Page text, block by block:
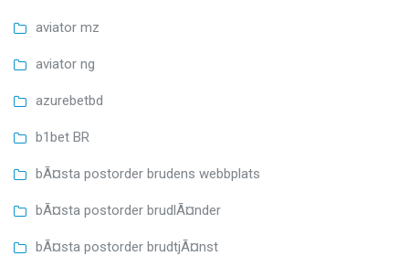
aviator mz
aviator ng
azurebetbd
b1bet BR
bÃ¤sta postorder brudens webbplats
bÃ¤sta postorder brudlÃ¤nder
bÃ¤sta postorder brudtjÃ¤nst